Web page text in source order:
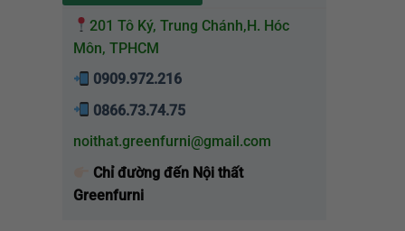
201 Tô Ký, Trung Chánh,H. Hóc
Môn, TPHCM
0909.972.216
0866.73.74.75
noithat.greenfurni@gmail.com
Chỉ đường đến Nội thất
Greenfurni